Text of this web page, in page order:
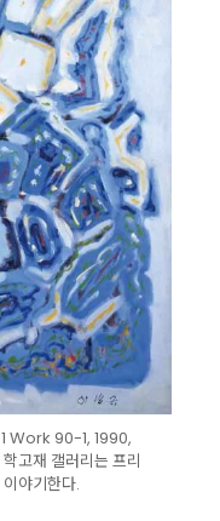
Work 90-1, 1990,
고재 갤러리는 프리
야기한다.